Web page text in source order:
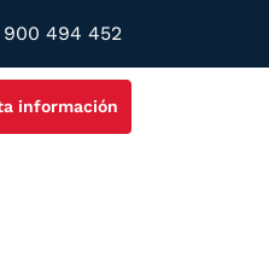
900 494 452
información